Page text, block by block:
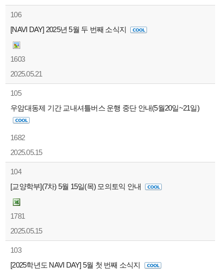
106
[NAVI DAY] 2025년 5월 두 번째 소식지
1603
2025.05.21
105
우암대동제 기간 교내셔틀버스 운행 중단 안내(5월20일~21일)
1682
2025.05.15
104
[교양학부](7차) 5월 15일(목) 모의토익 안내
1781
2025.05.15
103
[2025학년도 NAVI DAY] 5월 첫 번째 소식지